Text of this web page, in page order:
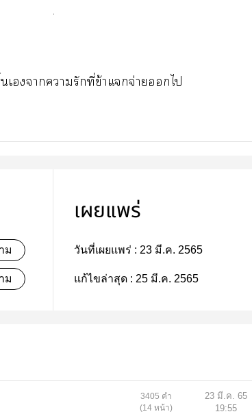
.
เาารักที่ข้าแจ่ายไ
ม
ม
เผยแพร่
วันที่เผยแพร่ : 23 มี.ค. 2565
แก้ไขล่าสุด : 25 มี.ค. 2565
3405 คำ
(14 หน้า)
23 มี.ค. 65
19:55